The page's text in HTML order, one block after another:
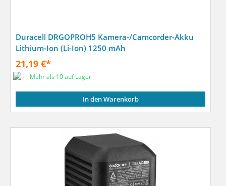
Duracell DRGOPROH5 Kamera-/Camcorder-Akku
Lithium-Ion (Li-Ion) 1250 mAh
21,19 €*
Mehr als 10 auf Lager
In den Warenkorb